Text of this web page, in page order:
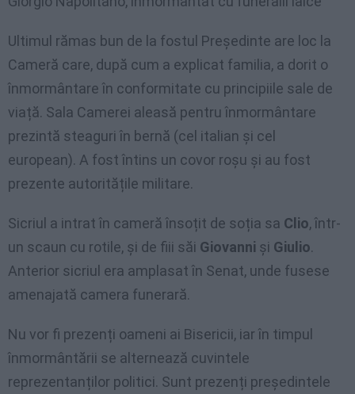
Ultimul rămas bun de la fostul Președinte are loc la
Cameră care, după cum a explicat familia, a dorit o
înmormântare în conformitate cu principiile sale de
viață. Sala Camerei aleasă pentru înmormântare
prezintă steaguri în bernă (cel italian și cel
european). A fost întins un covor roșu și au fost
prezente autoritățile militare.
Sicriul a intrat în cameră însoțit de soția sa Clio, într-
un scaun cu rotile, și de fiii săi Giovanni și Giulio.
Anterior sicriul era amplasat în Senat, unde fusese
amenajată camera funerară.
Nu vor fi prezenți oameni ai Bisericii, iar în timpul
înmormântării se alternează cuvintele
reprezentanților politici. Sunt prezenți președintele